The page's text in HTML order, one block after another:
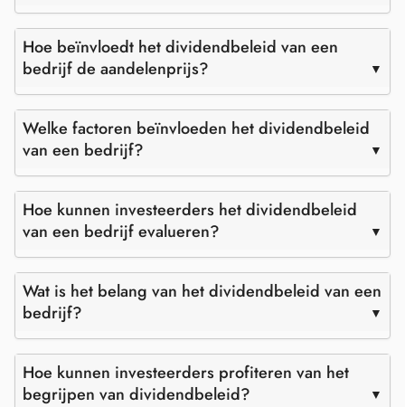
Hoe beïnvloedt het dividendbeleid van een
bedrijf de aandelenprijs?
Welke factoren beïnvloeden het dividendbeleid
van een bedrijf?
Hoe kunnen investeerders het dividendbeleid
van een bedrijf evalueren?
Wat is het belang van het dividendbeleid van een
bedrijf?
Hoe kunnen investeerders profiteren van het
begrijpen van dividendbeleid?